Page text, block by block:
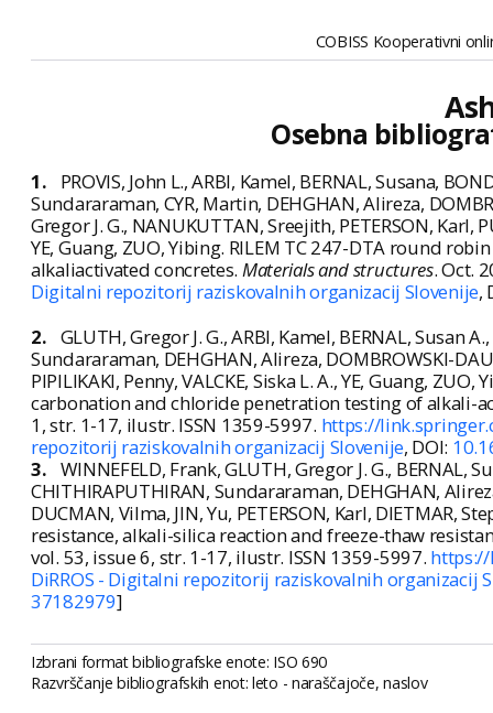
COBISS Kooperativni
Osebna
1.
PROVIS, John L., ARBI, Kamel, BERNAL, Susana,
Sundararaman, CYR, Martin, DEHGHAN, Alireza,
Gregor J. G., NANUKUTTAN, Sreejith, PETERSON, Karl,
YE, Guang, ZUO, Yibing. RILEM TC 247-DTA round
alkaliactivated concretes. Materials and structures. Oct.
Digitalni repozitorij raziskovalnih organizacij Slovenije,
2. GLUTH, Gregor J. G., ARBI, Kamel, BERNAL, Susan
Sundararaman, DEHGHAN, Alireza, DOMBROWSKI-
PIPILIKAKI, Penny, VALCKE, Siska L. A., YE, Guang,
carbonation and chloride penetration testing of alkali-
1, str. 1-17, ilustr. ISSN 1359-5997. https://
repozitorij raziskovalnih organizacij Slovenije, DOI:
3. WINNEFELD, Frank, GLUTH, Gregor J. G., BERNAL,
CHITHIRAPUTHIRAN, Sundararaman, DEHGHAN,
DUCMAN, Vilma, JIN, Yu, PETERSON, Karl, DIETMAR,
resistance, alkali-silica reaction and freeze-thaw
vol. 53, issue 6, str. 1-17, ilustr. ISSN 1359-5997.
DiRROS - Digitalni repozitorij raziskovalnih organizacij
37182979]
Izbrani format bibliografske enote: ISO 690
Razvrščanje bibliografskih enot: leto - naraščajoče, naslov